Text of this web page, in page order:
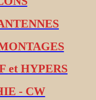
et HYPERS
- CW